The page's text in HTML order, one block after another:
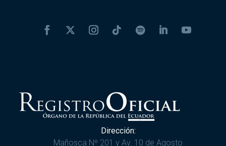
Dirección:
Mañosca Nº 201 y Av. 10 de Agosto